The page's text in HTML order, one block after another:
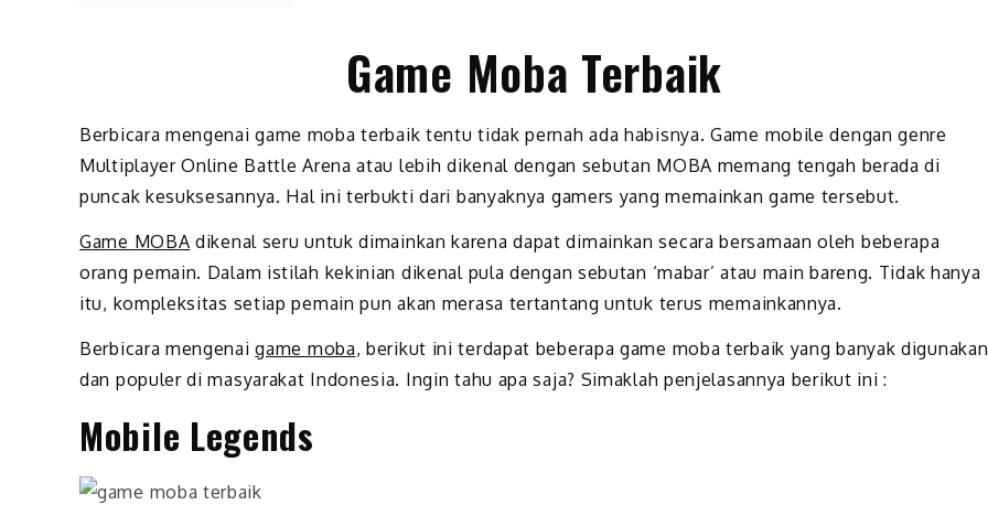
Game Moba Terbaik
Berbicara mengenai game moba terbaik tentu tidak pernah ada habisnya. Game mobile dengan genre
Multiplayer Online Battle Arena atau lebih dikenal dengan sebutan MOBA memang tengah berada di
puncak kesuksesannya. Hal ini terbukti dari banyaknya gamers yang memainkan game tersebut.
Game MOBA dikenal seru untuk dimainkan karena dapat dimainkan secara bersamaan oleh beberapa
orang pemain. Dalam istilah kekinian dikenal pula dengan sebutan ‘mabar’ atau main bareng. Tidak hanya
itu, kompleksitas setiap pemain pun akan merasa tertantang untuk terus memainkannya.
Berbicara mengenaigame moba, berikut ini terdapat beberapa game moba terbaik yang banyak digunakan
dan populer di masyarakat Indonesia. Ingin tahu apa saja? Simaklah penjelasannya berikut ini :
Mobile Legends